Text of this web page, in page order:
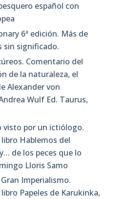
español con
6ª edición. Más de
sin significado.
Comentario del
de la naturaleza, el
Alexander von
Wulf Ed. Taurus,
visto por un ictiólogo.
Hablemos del
de los peces que lo
Lloris Samo
Imperialismo.
Papeles de Karukinka,